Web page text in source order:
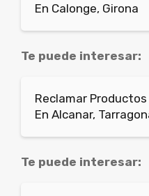
En Calonge, Girona
Te puede interesar:
Reclamar
En Alcanar,
Te puede interesar: